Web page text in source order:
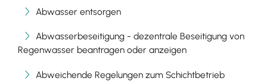
Abwasser entsorgen
Abwasserbeseitigung - dezentrale Beseitigung von
Regenwasser beantragen oder anzeigen
Abweichende Regelungen zum Schichtbetrieb